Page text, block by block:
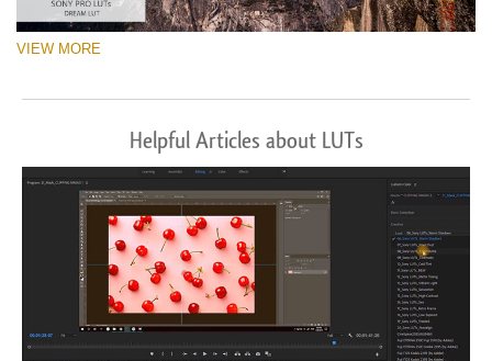
VIEW MORE
Helpful Articles about LUTs